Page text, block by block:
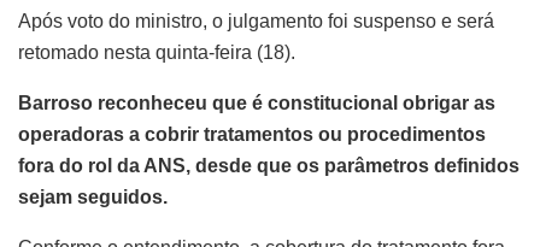
Após voto do ministro, o julgamento foi suspenso e será
retomado nesta quinta-feira (18).
Barroso reconheceu que é constitucional obrigar as
operadoras a cobrir tratamentos ou procedimentos
fora do rol da ANS, desde que os parâmetros definidos
sejam seguidos.